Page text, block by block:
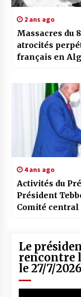
2 ans ago
Massacres du
atrocités
français en
4 ans ago
Activités du
Président
Comité central
Le
rencontre
le 27/7/2026